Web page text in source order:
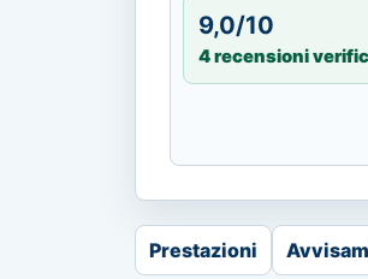
9,0/10
4 recensioni
Prestazioni